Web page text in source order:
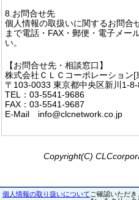
8.お問合せ先
個人情報の取扱いに関するお問合
まで電話・FAX・郵便・電子メー
い。
【お問合せ先・相談窓口】
株式会社ＣＬＣコーポレーション[
〒103-0033 東京都中央区新川1-
TEL：03-5541-9686
FAX：03-5541-9687
E-Mail info@clcnetwork.co.jp
Copyright(C)
個人情報の取り扱いについて ご確認いただ